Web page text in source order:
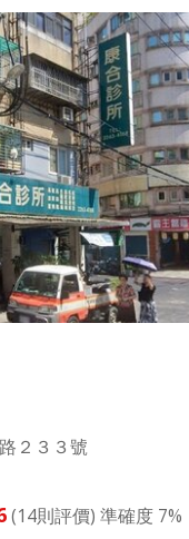
２３３號
(14則評價) 準確度 7%